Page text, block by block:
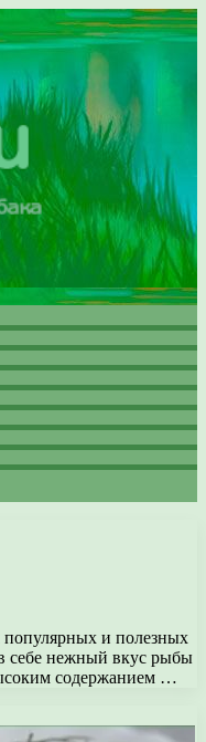
и полезных
себе нежный вкус рыбы
содержанием …